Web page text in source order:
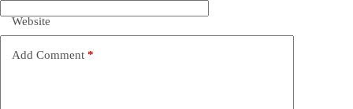
Website
Add Comment *